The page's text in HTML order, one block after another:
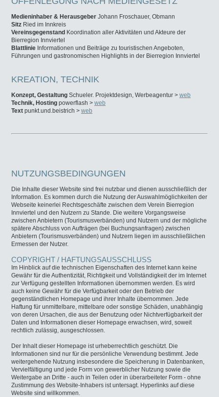
Medieninhaber & Herausgeber Johann Froschauer, Obmann
Sitz Ried im Innkreis
Vereinsgegenstand Koordination aller Aktivitäten und Akteure der
Bierregion Innviertel
Blattlinie Informationen und Beiträge zu touristischen Angeboten,
Führungen und gastronomischen Highlights in der Bierregion Innviertel
KREATION, TECHNIK
Konzept, Gestaltung Schueler. Projektdesign, Werbeagentur > web
Technik, Hosting powerflash > web
Text punkt.und.beistrich > web
NUTZUNGSBEDINGUNGEN
Die Inhalte dieser Website sind frei nutzbar und dienen ausschließlich der
Information. Es kommen durch die Nutzung der Auswahlmöglichkeiten der
Webseite keinerlei Rechtsgeschäfte zwischen dem Verein Bierregion
Innviertel und den Nutzern zu Stande. Die weitere Vorgangsweise
zwischen Anbietern (Tourismusverbänden) und Nutzern und der mögliche
spätere Abschluss von Aufträgen (bei Buchungsanfragen) zwischen
Anbietern (Tourismusverbänden) und Nutzern liegen im ausschließlichen
Ermessen der Nutzer.
COPYRIGHT / HAFTUNGSAUSSCHLUSS
Im Hinblick auf die technischen Eigenschaften des Internet kann keine
Gewähr für die Authentizität, Richtigkeit und Vollständigkeit der im Internet
zur Verfügung gestellten Informationen übernommen werden. Es wird
auch keine Gewähr für die Verfügbarkeit oder den Betrieb der
gegenständlichen Homepage und ihrer Inhalte übernommen. Jede
Haftung für unmittelbare, mittelbare oder sonstige Schäden, unabhängig
von deren Ursachen, die aus der Benutzung oder Nichtverfügbarkeit der
Daten und Informationen dieser Homepage erwachsen, wird, soweit
rechtlich zulässig, ausgeschlossen.
Der Inhalt dieser Homepage ist urheberrechtlich geschützt. Die
Informationen sind nur für die persönliche Verwendung bestimmt. Jede
weitergehende Nutzung insbesondere die Speicherung in Datenbanken,
Vervielfältigung und jede Form von gewerblicher Nutzung sowie die
Weitergabe an Dritte - auch in Teilen oder in überarbeiteter Form - ohne
Zustimmung des Website-Inhabers ist untersagt. Hyperlinks auf diese
Website sind willkommen.